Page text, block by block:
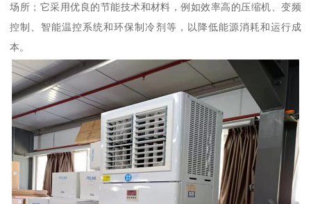
场所；它采用优良的节能技术和材料，例如效率高的压缩机、变频
控制、智能温控系统和环保制冷剂等，以降低能源消耗和运行成
本。